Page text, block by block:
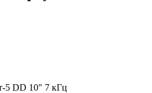
5 DD 10" 7 кГц